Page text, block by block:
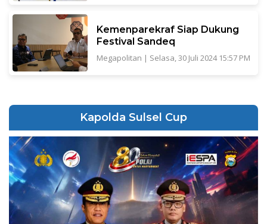
Kemenparekraf Siap Dukung
Festival Sandeq
Megapolitan | Selasa, 30 Juli 2024 15:57 PM
Kapolda Sulsel Cup